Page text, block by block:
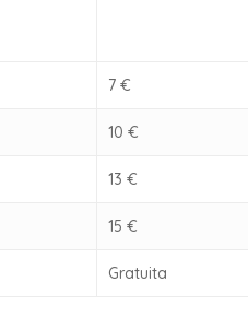
7 €
10 €
13 €
15 €
Gratuita